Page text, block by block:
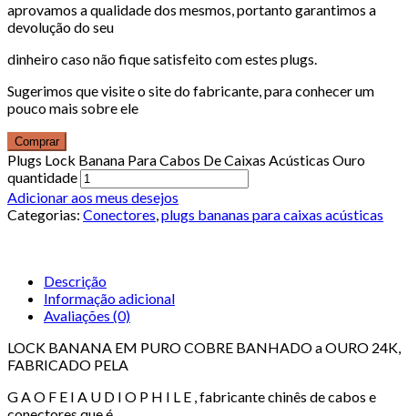
aprovamos a qualidade dos mesmos, portanto garantimos a
devolução do seu
dinheiro caso não fique satisfeito com estes plugs.
Sugerimos que visite o site do fabricante, para conhecer um
pouco mais sobre ele
Comprar
Plugs Lock Banana Para Cabos De Caixas Acústicas Ouro
quantidade
Adicionar aos meus desejos
Categorias: Conectores,plugs bananas para caixas acústicas
Descrição
Informação adicional
Avaliações (0)
LOCK BANANA EM PURO COBRE BANHADO a OURO 24K,
FABRICADO PELA
G A O F E I A U D I O P H I L E , fabricante chinês de cabos e